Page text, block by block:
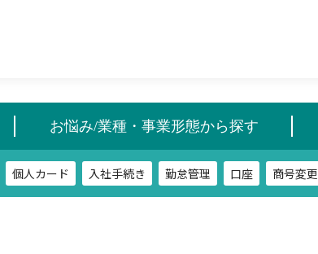
お悩み/業種・事業形態から探す
個人カード 入社手続き 勤怠管理 口座 商号変更